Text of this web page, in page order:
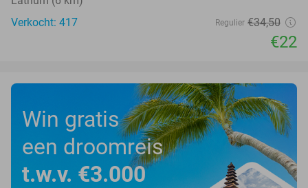
Verkocht: 417
Regulier €34,50
€22
Win gratis
een droomreis
t.w.v. €3.000